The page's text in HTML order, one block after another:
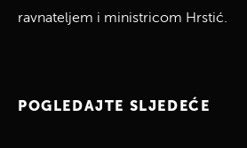
ravnateljem i ministricom Hrstić.
POGLEDAJTE SLJEDEĆE